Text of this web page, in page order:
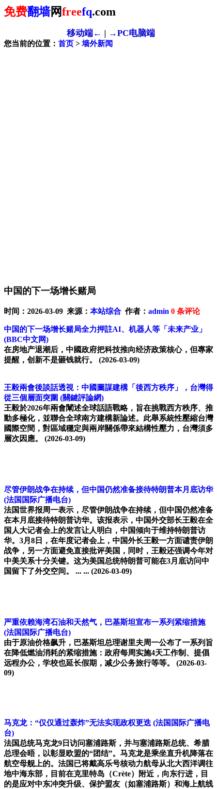
免费翻墙网freefq.com
移动端← | →PC电脑端
您当前的位置： 首页 > 墙外新闻
中国的下一场增长赌局
时间：2026-03-09 来源： 本站综合 作者： admin 0 条评论
中国的下一场增长赌局全力押註AI、机器人等「未来产业」
(BBC中文网)
在房地产退潮后，中國政府把科技推向经济政策核心，但專家
提醒，创新不是砸钱就行。
(2026-03-09)
王毅兩會後談話透視：中國圖謀建構「後西方秩序」，台灣得
從三個層面突圍 (關鍵評論網)
王毅於2026年兩會闡述全球話語戰略，旨在挑戰西方秩序、推
動多極化，並聯合全球南方建構新論述。此舉系統性壓縮台灣
國際空間，對區域穩定與兩岸關係帶來結構性壓力，台灣須多
層次因應。
(2026-03-09)
尽管伊朗战争在持续，但中国仍然准备接待特朗普本月底访华
(法国国际广播电台)
法国世界报周一表示，尽管伊朗战争在持续，但中国仍然准备
在本月底接待特朗普访华。该报表示，中国外交部长王毅在全
国人大记者会上的发言让人明白，中国倾向于维持特朗普访
华。3月8日，在年度记者会上，中国外长王毅一方面谴责伊朗
战争，另一方面避免直接批评美国，同时，王毅还强调今年对
中美关系十分关键。这为美国总统特朗普可能在3月底访问中
国留下了外交空间。 ... ... (2026-03-09)
严重依赖海湾石油和天然气，巴基斯坦宣布一系列紧缩措施
(法国国际广播电台)
由于原油价格飙升，巴基斯坦总理谢里夫周一公布了一系列旨
在降低燃油消耗的紧缩措施：政府每周实施4天工作制、提倡
远程办公，学校也延长假期，减少公务旅行等等。 (2026-03-
09)
马克龙：“仅仅通过轰炸”无法实现政权更迭 (法国国际广播电
台)
法国总统马克龙9日访问塞浦路斯，并与塞浦路斯总统、希腊
总理会晤，以彰显欧盟的“团结”。马克龙是乘坐直升机降落在
航空母舰上的。法国已将戴高乐号核动力航母从北大西洋调往
地中海东部，目前在克里特岛（Crète）附近，向东行进，目
的是应对中东冲突升级、保护盟友（如塞浦路斯）和海上航线